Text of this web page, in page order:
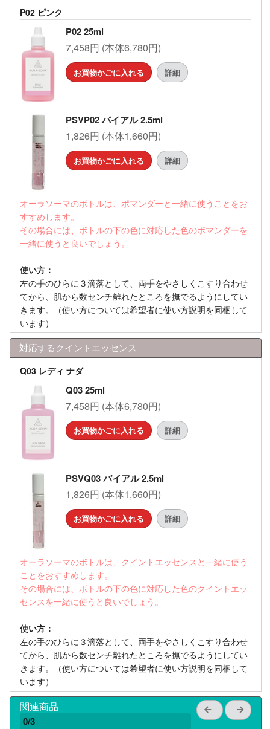
P02 ピンク
P02 25ml
7,458円 (本体6,780円)
お買物かごに入れる 詳細
PSVP02 バイアル 2.5ml
1,826円 (本体1,660円)
お買物かごに入れる 詳細
オーラソーマのボトルは、ポマンダーと一緒に使うことをお
すすめします。
その場合には、ボトルの下の色に対応した色のポマンダーを
一緒に使うと良いでしょう。
使い方：
左の手のひらに３滴落として、両手をやさしくこすり合わせ
てから、肌から数センチ離れたところを撫でるようにしてい
きます。（使い方については希望者に使い方説明を同梱して
います）
対応するクイントエッセンス
Q03 レディ ナダ
Q03 25ml
7,458円 (本体6,780円)
お買物かごに入れる 詳細
PSVQ03 バイアル 2.5ml
1,826円 (本体1,660円)
お買物かごに入れる 詳細
オーラソーマのボトルは、クイントエッセンスと一緒に使う
ことをおすすめします。
その場合には、ボトルの下の色に対応した色のクイントエッ
センスを一緒に使うと良いでしょう。
使い方：
左の手のひらに３滴落として、両手をやさしくこすり合わせ
てから、肌から数センチ離れたところを撫でるようにしてい
きます。（使い方については希望者に使い方説明を同梱して
います）
関連商品
0/3